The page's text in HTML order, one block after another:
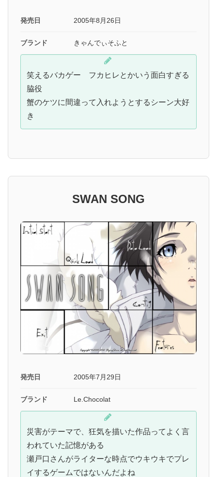
発売日 2005年8月26日
ブランド きゃんでぃそふと
笑えるバカゲー フカヒレとかいう面白すぎる
脇役
蟹のケツに間違って入れようとするシーン大好
き
SWAN SONG
発売日 2005年7月29日
ブランド Le.Chocolat
災害がテーマで、狂気を描いた作品ってよく言
われていた記憶がある
瀬戸口さんがライターな時点でウキウキでプレ
イするゲームではないんだよね